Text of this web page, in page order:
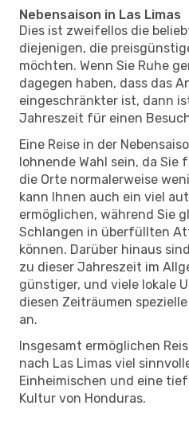
Nebensaison in Las Limas
Dies ist zweifellos die
diejenigen, die
möchten. Wenn Sie Ruhe
dagegen haben, dass das
eingeschränkter ist, dann
Jahreszeit für einen
Eine Reise in der
lohnende Wahl sein, da
die Orte normalerweise
kann Ihnen auch ein viel
ermöglichen, während Sie
Schlangen in überfüllten
können. Darüber hinaus
zu dieser Jahreszeit im
günstiger, und viele lokale
diesen Zeiträumen
an.
Insgesamt ermöglichen
nach Las Limas viel
Einheimischen und eine
Kultur von Honduras.